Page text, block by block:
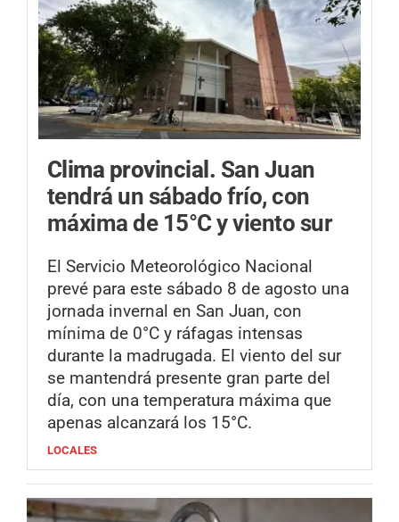
Clima provincial. San Juan
tendrá un sábado frío, con
máxima de 15°C y viento sur
El Servicio Meteorológico Nacional
prevé para este sábado 8 de agosto una
jornada invernal en San Juan, con
mínima de 0°C y ráfagas intensas
durante la madrugada. El viento del sur
se mantendrá presente gran parte del
día, con una temperatura máxima que
apenas alcanzará los 15°C.
LOCALES